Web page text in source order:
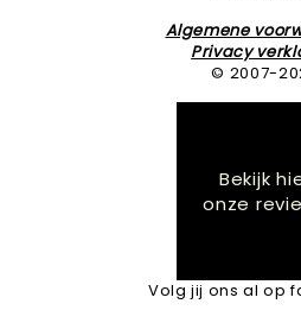
Algemene
Privacy
© 2007-
Bekijk
onze
Volg jij ons al op